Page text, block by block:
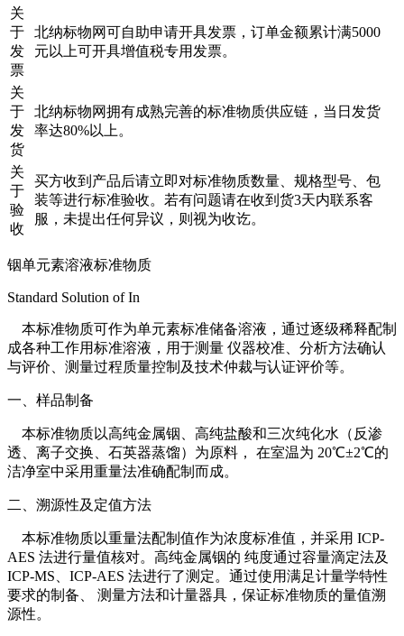
关
于
发
票
北纳标物网可自助申请开具发票，订单金额累计满5000
元以上可开具增值税专用发票。
关
于
发
货
北纳标物网拥有成熟完善的标准物质供应链，当日发货
率达80%以上。
关
于
验
收
买方收到产品后请立即对标准物质数量、规格型号、包
装等进行标准验收。若有问题请在收到货3天内联系客
服，未提出任何异议，则视为收讫。
铟单元素溶液标准物质
Standard Solution of In
本标准物质可作为单元素标准储备溶液，通过逐级稀释配制
成各种工作用标准溶液，用于测量 仪器校准、分析方法确认
与评价、测量过程质量控制及技术仲裁与认证评价等。
一、样品制备
本标准物质以高纯金属铟、高纯盐酸和三次纯化水（反渗
透、离子交换、石英器蒸馏）为原料， 在室温为 20℃±2℃的
洁净室中采用重量法准确配制而成。
二、溯源性及定值方法
本标准物质以重量法配制值作为浓度标准值，并采用 ICP-
AES 法进行量值核对。高纯金属铟的 纯度通过容量滴定法及
ICP-MS、ICP-AES 法进行了测定。通过使用满足计量学特性
要求的制备、 测量方法和计量器具，保证标准物质的量值溯
源性。